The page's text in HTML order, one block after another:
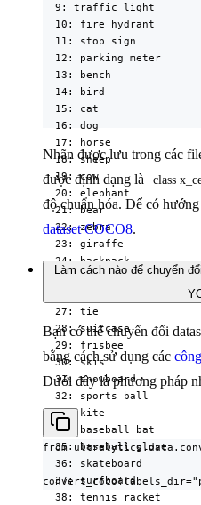
  9: traffic light
  10: fire hydrant
  11: stop sign
  12: parking meter
  13: bench
  14: bird
  15: cat
  16: dog
  17: horse
  18: sheep
  19: cow
  20: elephant
  21: bear
  22: zebra
  23: giraffe
  24: backpack
  25: umbrella
  27: tie
  28: suitcase
  29: frisbee
  30: skis
  31: snowboard
  32: sports ball
  33: kite
  34: baseball bat
  35: baseball glove
  36: skateboard
  37: surfboard
  38: tennis racket
Nhãn được lưu trong các
được định dạng là
class
độ chuẩn hóa. Để có
dataset COCO8.
Làm cách nào để chuyển
Bạn có thể chuyển đổi
bằng cách sử dụng các
Dưới đây là phương pháp
from